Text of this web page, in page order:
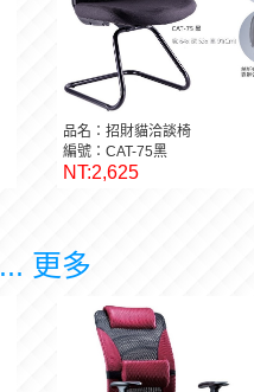
品名：招財貓洽談椅
編號：CAT-75黑
NT:2,625
... 更多